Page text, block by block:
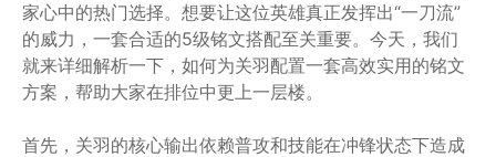
家心中的热门选择。想要让这位英雄真正发挥出“一刀流”
的威力，一套合适的5级铭文搭配至关重要。今天，我们
就来详细解析一下，如何为关羽配置一套高效实用的铭文
方案，帮助大家在排位中更上一层楼。
首先，关羽的核心输出依赖普攻和技能在冲锋状态下造成